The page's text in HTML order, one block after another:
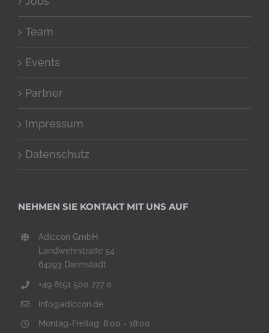
Team
Events
Partner
Impressum
Datenschutz
NEHMEN SIE KONTAKT MIT UNS AUF
Adiccon GmbH
Landwehrstraße 54
64293 Darmstadt
+49 6151 500 777 0
info@adiccon.de
Montag-Freitag: 8:00 - 18:00